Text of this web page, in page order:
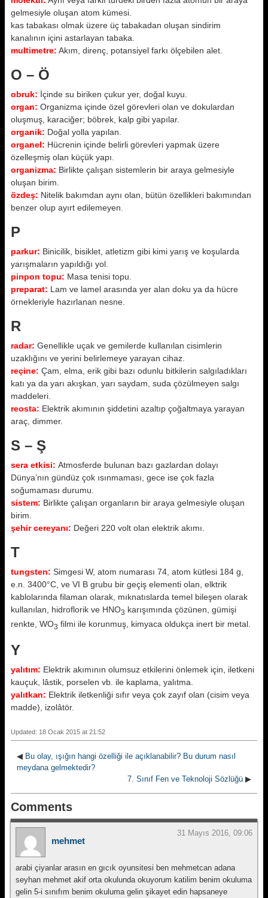
gelmesiyle oluşan atom kümesi.
kas tabakası olmak üzere üç tabakadan oluşan sindirim
kanalının içini astarlayan tabaka.
multimetre: Akım, direnç, potansiyel farkı ölçebilen alet.
O – Ö
obruk: İçinde su biriken çukur yer, doğal kuyu.
organ: Organizma içinde özel görevleri olan ve dokulardan
oluşmuş, karaciğer; böbrek, kalp gibi yapılar.
organik: Doğal yolla yapılan.
organel: Hücrenin içinde belirli görevleri yapmak üzere
özelleşmiş olan küçük yapı.
organizma: Birlikte çalışan sistemlerin bir araya gelmesiyle
oluşan birim.
özdeş: Nitelik bakımdan aynı olan, bütün özellikleri bakımından
benzer olup ayırt edilemeyen.
P
parkur: Binicilik, bisiklet, atletizm gibi kimi yarış ve koşularda
yarışmaların yapıldığı yol.
pinpon topu: Masa tenisi topu.
preparat: Lam ve lamel arasında yer alan doku ya da hücre
örnekleriyle hazırlanan nesne.
R
radar: Genellikle uçak ve gemilerde kullanılan cisimlerin
uzaklığını ve yerini belirlemeye yarayan cihaz.
reçine: Çam, elma, erik gibi bazı odunlu bitkilerin salgıladıkları
katı ya da yarı akışkan, yarı saydam, suda çözülmeyen salgı
maddeleri.
reosta: Elektrik akımının şiddetini azaltıp çoğaltmaya yarayan
araç, dimmer.
S – Ş
sera etkisi: Atmosferde bulunan bazı gazlardan dolayı
Dünya’nın gündüz çok ısınmaması, gece ise çok fazla
soğumaması durumu.
sistem: Birlikte çalışan organların bir araya gelmesiyle oluşan
birim.
şehir cereyanı: Değeri 220 volt olan elektrik akımı.
T
tungsten: Simgesi W, atom numarası 74, atom kütlesi 184 g,
e.n. 3400°C, ve VI B grubu bir geçiş elementi olan, elktrik
kablolarında filaman olarak, mıknatıslarda temel bileşen olarak
kullanılan, hidroflorik ve HNO3 karışımında çözünen, gümişi
renkte, WO3 filmi ile korunmuş, kimyaca oldukça inert bir metal.
Y
yalıtım: Elektrik akımının olumsuz etkilerini önlemek için, iletkeni
kauçuk, lâstik, porselen vb. ile kaplama, yalıtma.
yalıtkan: Elektrik iletkenliği sıfır veya çok zayıf olan (cisim veya
madde), izolâtör.
Updated: 18 Ocak 2015 at 21:52
◀ Bu olay, ışığın hangi özelliği ile açıklanabilir? Bu durum nasıl
meydana gelmektedir?
7. Sınıf Fen ve Teknoloji Sözlüğü ▶
Comments
mehmet
31 Mayıs 2016, 09:06
arabi çiyanlar arasın en gıcık oyunsitesi ben mehmetcan adana
seyhan mehmet akif orta okulunda okuyorum katilim benim okuluma
gelin 5-i sınıfım benim okuluma gelin şikayet edin hapsaneye